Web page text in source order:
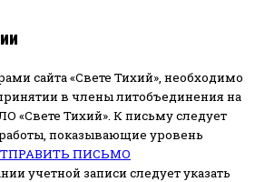
сайта «Свете Тихий», необходимо
в члены литобъединения на
«Свете Тихий». К письму следует
показывающие уровень
ПИСЬМО
учетной записи следует указать